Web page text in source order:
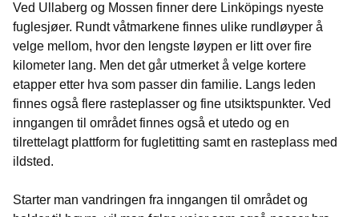
Ved Ullaberg og Mossen finner dere Linköpings nyeste
fuglesjøer. Rundt våtmarkene finnes ulike rundløyper å
velge mellom, hvor den lengste løypen er litt over fire
kilometer lang. Men det går utmerket å velge kortere
etapper etter hva som passer din familie. Langs leden
finnes også flere rasteplasser og fine utsiktspunkter. Ved
inngangen til området finnes også et utedo og en
tilrettelagt plattform for fugletitting samt en rasteplass med
ildsted.
Starter man vandringen fra inngangen til området og